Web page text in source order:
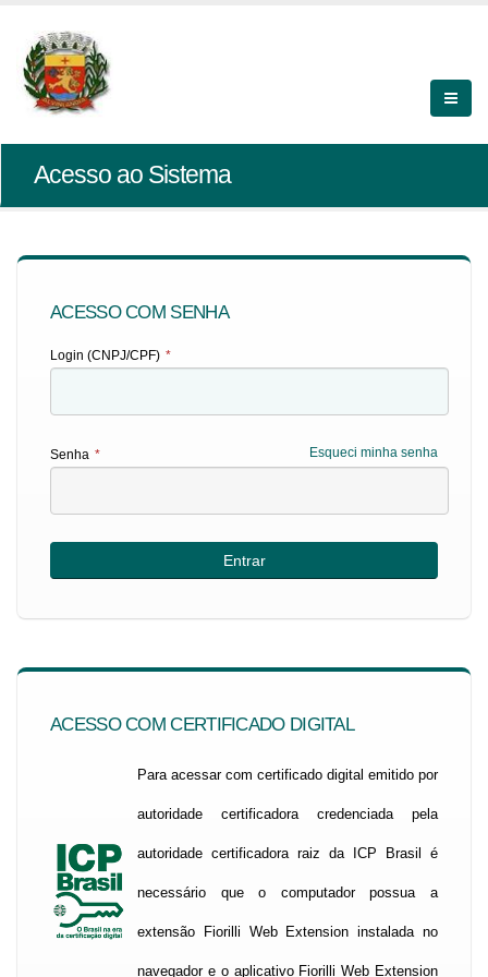
Acesso ao Sistema
ACESSO COM SENHA
Login (CNPJ/CPF) *
Esqueci minha senha
Senha *
ACESSO COM CERTIFICADO DIGITAL
Para acessar com certificado digital emitido por
autoridade certificadora credenciada pela
autoridade certificadora raiz da ICP Brasil é
necessário que o computador possua a
extensão Fiorilli Web Extension instalada no
navegador e o aplicativo Fiorilli Web Extension